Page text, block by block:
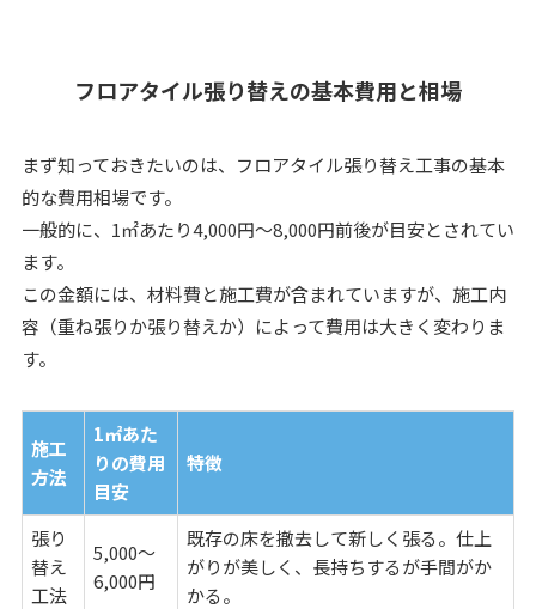
フロアタイル張り替えの基本費用と相場
まず知っておきたいのは、フロアタイル張り替え工事の基本
的な費用相場です。
一般的に、1㎡あたり4,000円〜8,000円前後が目安とされてい
ます。
この金額には、材料費と施工費が含まれていますが、施工内
容（重ね張りか張り替えか）によって費用は大きく変わりま
す。
施工
方法
1㎡あた
りの費用
目安
特徴
張り
替え
工法
5,000〜
6,000円
既存の床を撤去して新しく張る。仕上
がりが美しく、長持ちするが手間がか
かる。